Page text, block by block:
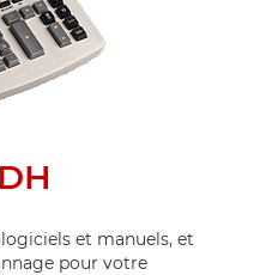
et manuels, et
pour votre